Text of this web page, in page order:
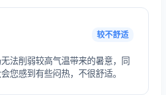
较不舒适
法削弱较高气温带来的暑意，同
您感到有些闷热，不很舒适。